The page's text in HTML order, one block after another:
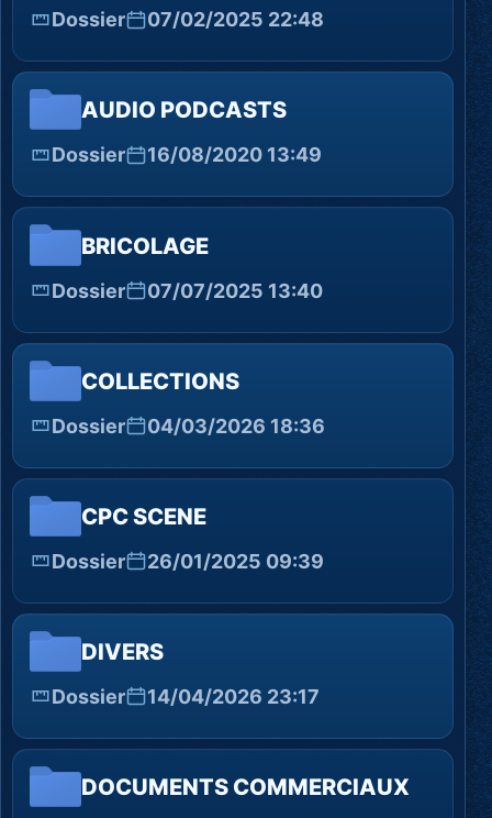
Dossier 07/02/2025 22:48
AUDIO PODCASTS
Dossier 16/08/2020 13:49
BRICOLAGE
Dossier 07/07/2025 13:40
COLLECTIONS
Dossier 04/03/2026 18:36
CPC SCENE
Dossier 26/01/2025 09:39
DIVERS
Dossier 14/04/2026 23:17
DOCUMENTS COMMERCIAUX